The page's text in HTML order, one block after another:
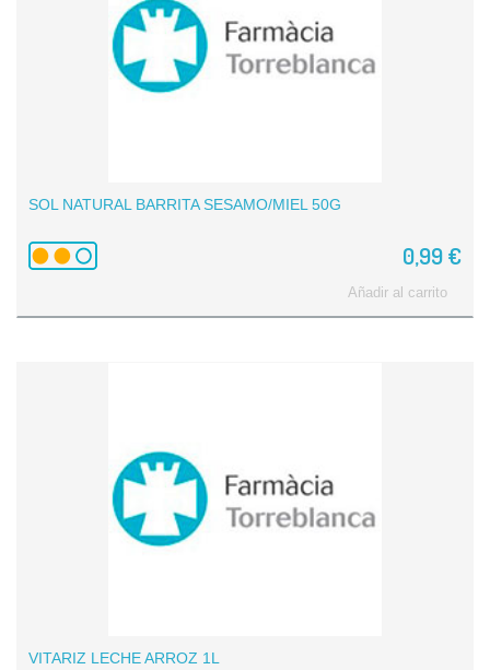
SOL NATURAL BARRITA SESAMO/MIEL 50G
0,99 €
Añadir al carrito
VITARIZ LECHE ARROZ 1L